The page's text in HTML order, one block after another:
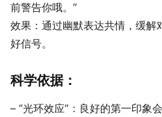
前警告你哦。”
效果：通过幽默表达共情，缓解
好信号。
科学依据：
– “光环效应”：良好的第一印象